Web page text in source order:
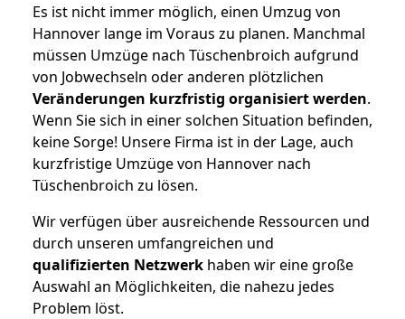
Es ist nicht immer möglich, einen Umzug von
Hannover lange im Voraus zu planen. Manchmal
müssen Umzüge nach Tüschenbroich aufgrund
von Jobwechseln oder anderen plötzlichen
Veränderungen kurzfristig organisiert werden.
Wenn Sie sich in einer solchen Situation befinden,
keine Sorge! Unsere Firma ist in der Lage, auch
kurzfristige Umzüge von Hannover nach
Tüschenbroich zu lösen.
Wir verfügen über ausreichende Ressourcen und
durch unseren umfangreichen und
qualifizierten Netzwerk haben wir eine große
Auswahl an Möglichkeiten, die nahezu jedes
Problem löst.